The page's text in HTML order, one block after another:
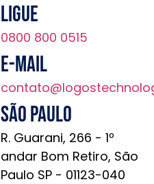
Ligue
0800 800 0515
E-mail
São Paulo
R. Guarani, 266 - 1º
andar Bom Retiro, São
Paulo SP - 01123-040